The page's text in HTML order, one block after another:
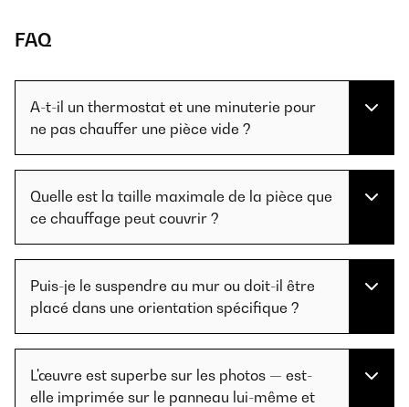
FAQ
A-t-il un thermostat et une minuterie pour
ne pas chauffer une pièce vide ?
Quelle est la taille maximale de la pièce que
ce chauffage peut couvrir ?
Puis-je le suspendre au mur ou doit-il être
placé dans une orientation spécifique ?
L'œuvre est superbe sur les photos — est-
elle imprimée sur le panneau lui-même et